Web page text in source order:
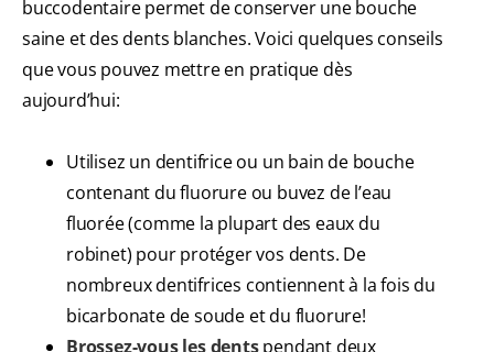
buccodentaire permet de conserver une bouche
saine et des dents blanches. Voici quelques conseils
que vous pouvez mettre en pratique dès
aujourd’hui:
Utilisez un dentifrice ou un bain de bouche
contenant du fluorure ou buvez de l’eau
fluorée (comme la plupart des eaux du
robinet) pour protéger vos dents. De
nombreux dentifrices contiennent à la fois du
bicarbonate de soude et du fluorure!
Brossez-vous les dentspendant deux